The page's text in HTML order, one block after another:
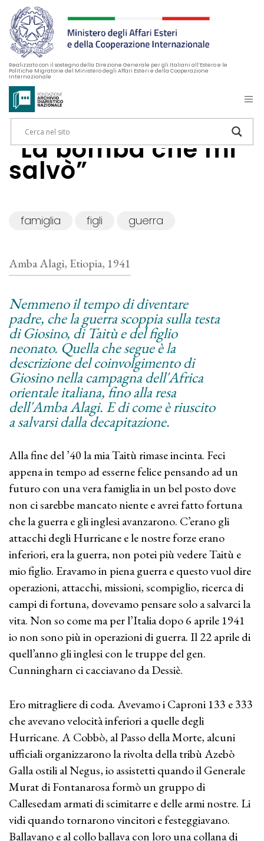
Realizzato con il sostegno della Direzione Generale per gli Italiani all’Estero e le
Politiche Migratorie del Ministero degli Affari Esteri e della Cooperazione
Internazionale
“La bomba che mi
salvò”
famiglia figli guerra
Amba Alagi, Etiopia, 1941
Nemmeno il tempo di diventare
padre, che la guerra scoppia sulla testa
di Giosino, di Taitù e del figlio
neonato. Quella che segue è la
descrizione del coinvolgimento di
Giosino nella campagna dell'Africa
orientale italiana, fino alla resa
dell'Amba Alagi. E di come è riuscito
a salvarsi dalla decapitazione.
Alla fine del ’40 la mia Taitù rimase incinta. Feci
appena in tempo ad esserne felice pensando ad un
futuro con una vera famiglia in un bel posto dove
non ci sarebbe mancato niente e avrei fatto fortuna
che la guerra e gli inglesi avanzarono. C’erano gli
attacchi degli Hurricane e le nostre forze erano
inferiori, era la guerra, non potei più vedere Taitù e
mio figlio. Eravamo in piena guerra e questo vuol dire
operazioni, attacchi, missioni, scompiglio, ricerca di
campi di fortuna, dovevamo pensare solo a salvarci la
vita. Non so come ma per l’Italia dopo 6 aprile 1941
io non sono più in operazioni di guerra. Il 22 aprile di
quell’anno gli inglesi con le truppe del gen.
Cunningharn ci cacciavano da Dessiè.
Ero mitragliere di coda. Avevamo i Caproni 133 e 333
che avevano velocità inferiori a quelle degli
Hurricane. A Cobbò, al Passo della Morte, alcuni
ufficiali organizzarono la rivolta della tribù Azebò
Galla ostili al Negus, io assistetti quando il Generale
Murat di Fontanarosa formò un gruppo di
Callesedam armati di scimitarre e delle armi nostre. Li
vidi quando tornarono vincitori e festeggiavano.
Ballavano e al collo ballava con loro una collana di